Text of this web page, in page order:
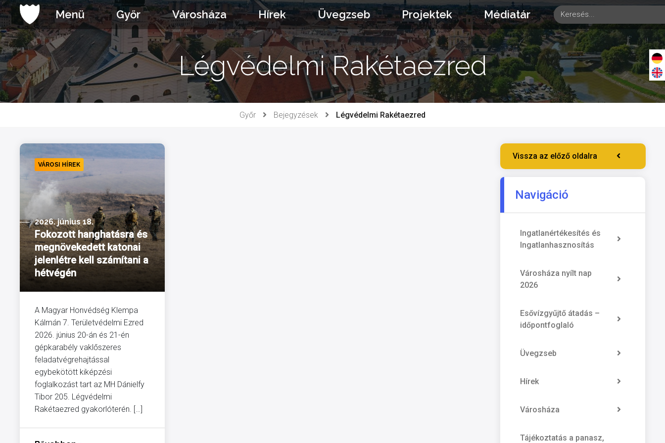
Ugrás
a
tartalomhoz
Menü Győr Városháza Hírek Üvegzseb Projektek Médiatár
Légvédelmi Rakétaezred
Győr Bejegyzések Légvédelmi Rakétaezred
VÁROSI HÍREK
2026. június 18.
Fokozott hanghatásra és
megnövekedett katonai
jelenlétre kell számítani a
hétvégén
A Magyar Honvédség Klempa
Kálmán 7. Területvédelmi Ezred
2026. június 20-án és 21-én
gépkarabély vaklőszeres
feladatvégrehajtással
egybekötött kiképzési
foglalkozást tart az MH Dánielfy
Tibor 205. Légvédelmi
Rakétaezred gyakorlóterén. […]
Vissza az előző oldalra
Navigáció
Ingatlanértékesítés és
Ingatlanhasznosítás
Városháza nyílt nap
2026
Esővízgyűjtő átadás –
időpontfoglaló
Üvegzseb
Hírek
Városháza
Tájékoztatás a panasz,